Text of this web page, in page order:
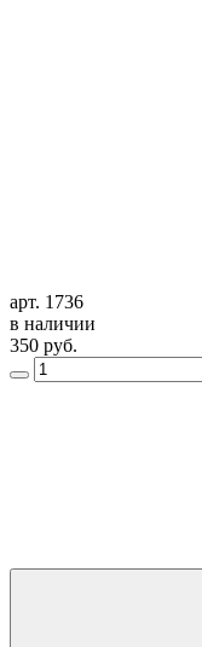
арт. 1736
в наличии
350 руб.